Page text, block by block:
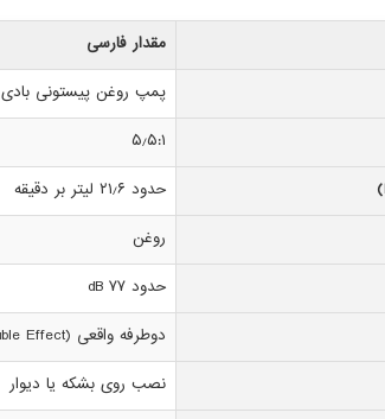
مقدار فارسی
پمپ روغن پیستونی بادی
۵٫۵:۱
حدود ۲۱٫۶ لیتر بر دقیقه
روغن
حدود ۷۷ dB
دوطرفه واقعی (Double Effect)
نصب روی بشکه یا دیوار